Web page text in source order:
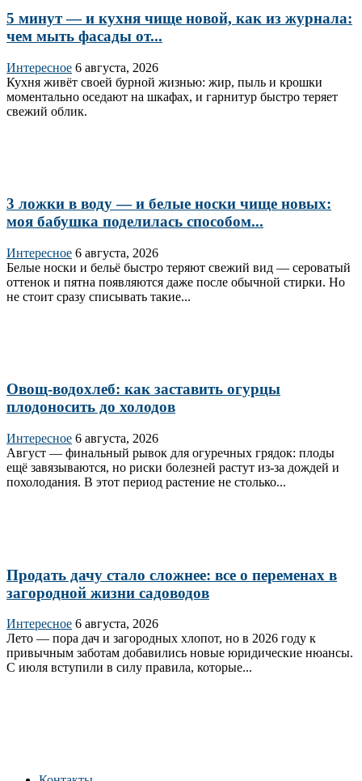
5 минут — и кухня чище новой, как из журнала:
чем мыть фасады от...
Интересное 6 августа, 2026
Кухня живёт своей бурной жизнью: жир, пыль и крошки
моментально оседают на шкафах, и гарнитур быстро теряет
свежий облик.
3 ложки в воду — и белые носки чище новых:
моя бабушка поделилась способом...
Интересное 6 августа, 2026
Белые носки и бельё быстро теряют свежий вид — сероватый
оттенок и пятна появляются даже после обычной стирки. Но
не стоит сразу списывать такие...
Овощ-водохлеб: как заставить огурцы
плодоносить до холодов
Интересное 6 августа, 2026
Август — финальный рывок для огуречных грядок: плоды
ещё завязываются, но риски болезней растут из‑за дождей и
похолодания. В этот период растение не столько...
Продать дачу стало сложнее: все о переменах в
загородной жизни садоводов
Интересное 6 августа, 2026
Лето — пора дач и загородных хлопот, но в 2026 году к
привычным заботам добавились новые юридические нюансы.
С июля вступили в силу правила, которые...